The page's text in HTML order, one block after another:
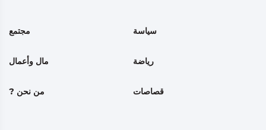
سياسة مجتمع
رياضة مال وأعمال
قصاصات من نحن ?